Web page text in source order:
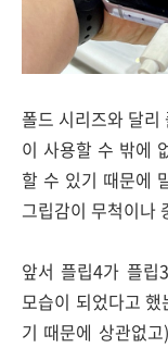
폴드 시리즈와 달
이 사용할 수 밖에
할 수 있기 때문에
그립감이 무척이나
앞서 플립4가 플립
모습이 되었다고
기 때문에 상관없